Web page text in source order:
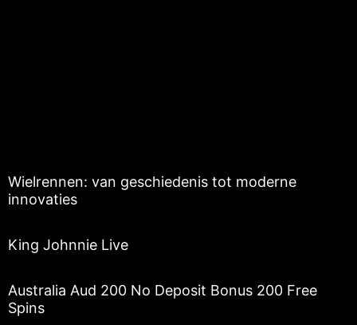
Wielrennen: van geschiedenis tot moderne
innovaties
King Johnnie Live
Australia Aud 200 No Deposit Bonus 200 Free
Spins